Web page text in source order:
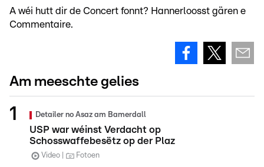
A wéi hutt dir de Concert fonnt? Hannerloosst gären e
Commentaire.
Am meeschte gelies
Detailer no Asaz am Bamerdall
USP war wéinst Verdacht op
Schosswaffebesëtz op der Plaz
Video Fotoen